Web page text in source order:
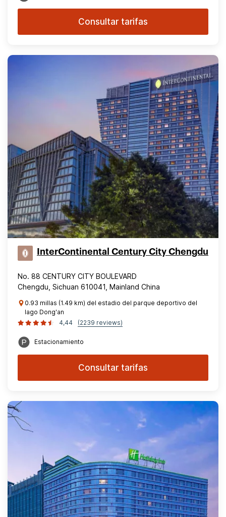
Consultar tarifas
InterContinental Century City Chengdu
No. 88 CENTURY CITY BOULEVARD
Chengdu, Sichuan 610041, Mainland China
0.93 millas (1.49 km) del estadio del parque deportivo del
lago Dong'an
4,44
(2239 reviews)
Estacionamiento
Consultar tarifas